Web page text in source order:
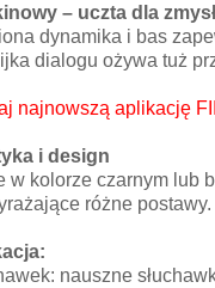
– uczta dla
dynamika i bas
dialogu ożywa tuż
najnowszą aplikację
i design
w kolorze czarnym lub
różne postawy.
nauszne